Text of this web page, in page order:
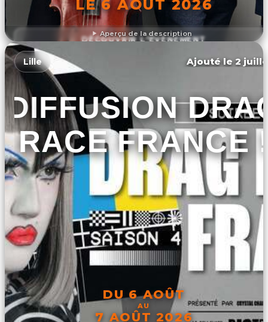
Aperçu de la description
LE 6 AOÛT 2026
DÉCOUVRIR L'ÉVÉNEMENT
Lille Ajouté le 2
DIFFUSION
RACE FRANCE
DU 6 AOÛT
AU
7 AOÛT 2026